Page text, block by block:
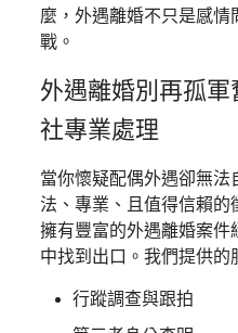
麼，外遇離婚不只是感
戰。
外遇離婚別再孤
社專業處理
當你懷疑配偶外遇卻無
法、專業、且值得信賴的
擁有豐富的外遇離婚案件
中找到出口。我們提供的
行蹤調查與跟拍